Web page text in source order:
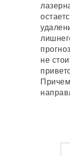
не
ЛАЗЕРНАЯ
Программа
ЛАЗЕРНАЯ
с технологией